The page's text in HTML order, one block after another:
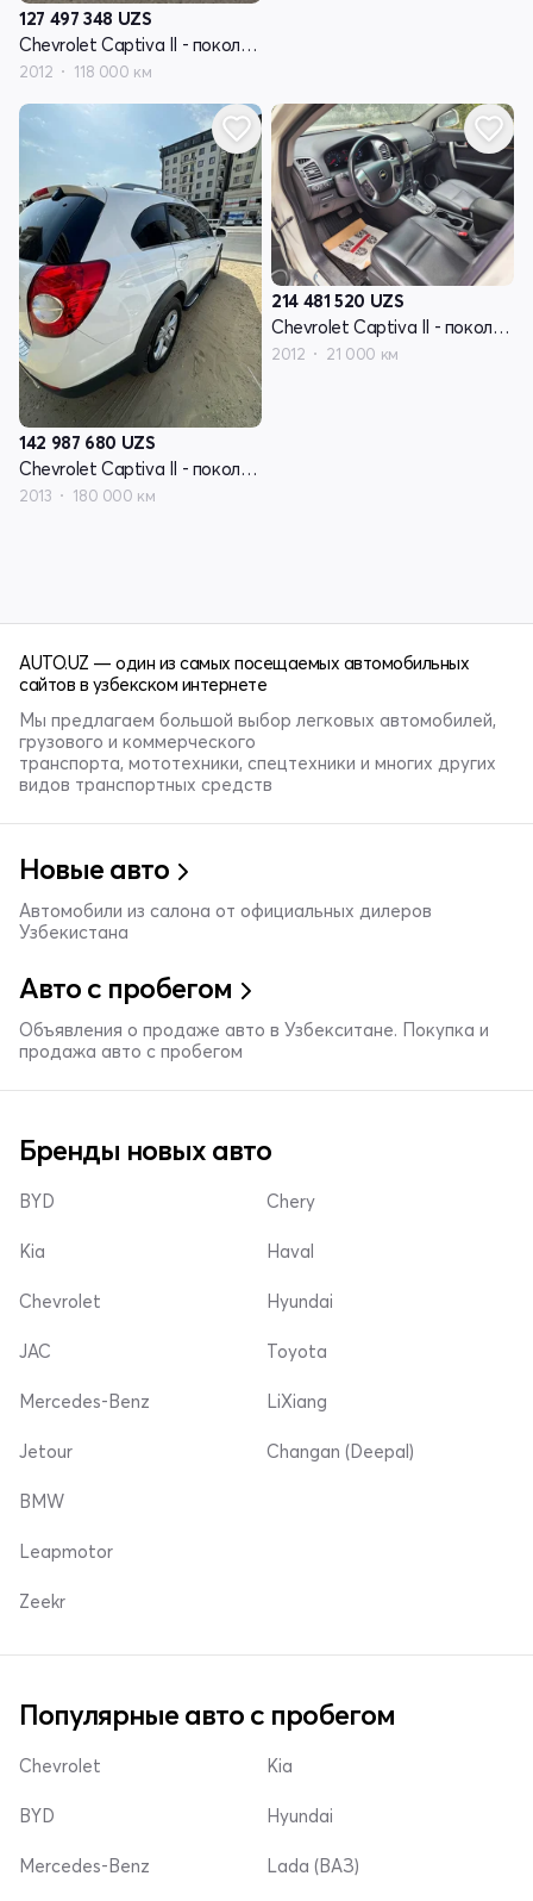
127 497 348 UZS
Chevrolet Captiva II - поколение
2012 118 000 км
142 987 680 UZS
Chevrolet Captiva II - поколение
2013 180 000 км
214 481 520 UZS
Chevrolet Captiva II - поколение
2012 21 000 км
AUTO.UZ — один из самых посещаемых автомобильных
сайтов в узбекском интернете
Мы предлагаем большой выбор легковых автомобилей,
грузового и коммерческого
транспорта, мототехники, спецтехники и многих других
видов транспортных средств
Новые авто
Автомобили из салона от официальных дилеров
Узбекистана
Авто с пробегом
Объявления о продаже авто в Узбекситане. Покупка и
продажа авто с пробегом
Бренды новых авто
BYD
Kia
Chevrolet
Chery
Haval
Hyundai
JAC
Mercedes-Benz
Jetour
Toyota
LiXiang
Changan (Deepal)
BMW
Leapmotor
Zeekr
Популярные авто с пробегом
Chevrolet
BYD
Mercedes-Benz
Kia
Hyundai
Lada (ВАЗ)